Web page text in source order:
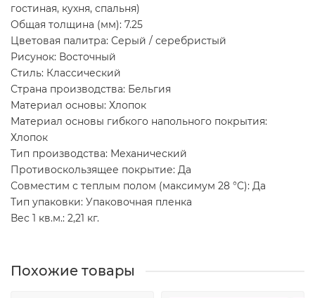
гостиная, кухня, спальня)
Общая толщина (мм): 7.25
Цветовая палитра: Серый / серебристый
Рисунок: Восточный
Стиль: Классический
Страна производства: Бельгия
Материал основы: Хлопок
Материал основы гибкого напольного покрытия:
Хлопок
Тип производства: Механический
Противоскользящее покрытие: Да
Совместим с теплым полом (максимум 28 °C): Да
Тип упаковки: Упаковочная пленка
Вес 1 кв.м.: 2,21 кг.
Похожие товары